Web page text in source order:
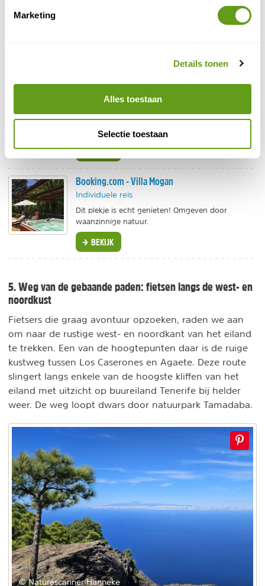
Marketing
Details tonen
Alles toestaan
Selectie toestaan
deze zware inspanning behoefte aan verfrissing? Daal
dan af naar Soria (opgepast: zeer slecht wegdek). Daar
authentieke accommodaties of georganiseerde
rondreizen.
BEKIJK
Booking.com - Villa Mogan
Individuele reis
Dit plekje is echt genieten! Omgeven door
waanzinnige natuur.
BEKIJK
5. Weg van de gebaande paden: fietsen langs de west- en
noordkust
Fietsers die graag avontuur opzoeken, raden we aan
om naar de rustige west- en noordkant van het eiland
te trekken. Een van de hoogtepunten daar is de ruige
kustweg tussen Los Caserones en Agaete. Deze route
slingert langs enkele van de hoogste kliffen van het
eiland met uitzicht op buureiland Tenerife bij helder
weer. De weg loopt dwars door natuurpark Tamadaba.
© Naturescanner Hanneke